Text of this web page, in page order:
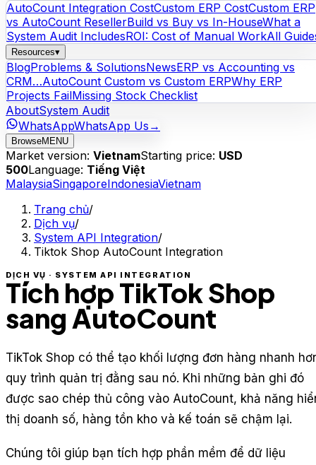
AutoCount Integration CostCustom ERP CostCustom ERP
vs AutoCount ResellerBuild vs Buy vs In-HouseWhat a
System Audit IncludesROI: Cost of Manual WorkAll
Resources▾
BlogProblems & SolutionsNewsERP vs Accounting vs
CRM…AutoCount Custom vs Custom ERPWhy ERP
Projects FailMissing Stock Checklist
AboutSystem Audit
WhatsAppWhatsApp Us →
BrowseMENU
Market version: VietnamStarting price: USD
500Language: Tiếng Việt
MalaysiaSingaporeIndonesiaVietnam
Trang chủ/
Dịch vụ/
System API Integration/
Tiktok Shop AutoCount Integration
DỊCH VỤ · SYSTEM API INTEGRATION
Tích hợp TikTok Shop
sang AutoCount
TikTok Shop có thể tạo khối lượng đơn hàng nhanh
quy trình quản trị đằng sau nó. Khi những bản ghi đó
được sao chép thủ công vào AutoCount, khả năng
thị doanh số, hàng tồn kho và kế toán sẽ chậm lại.
Chúng tôi giúp bạn tích hợp phần mềm để dữ liệu